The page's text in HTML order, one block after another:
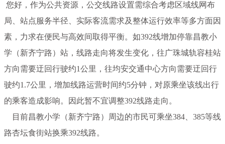
您好，作为公共资源，公交线路设置需综合考虑区域线网布
局、站点服务半径、实际客流需求及整体运行效率等多方面因
素，力求在便民与高效间取得平衡。如392线增加停靠昌教小
学（新齐宁路）站，线路走向将发生变化，往广珠城轨容桂站
方向需要迂回行驶约1公里，往均安交通中心方向需要迂回行
驶约1.7公里，增加线路运营时间约5分钟，对原乘坐该线出行
的乘客造成影响。因此暂不宜调整392线路走向。
目前昌教小学（新齐宁路）周边的市民可乘坐384、385等线
路杏坛食街站换乘392线路。